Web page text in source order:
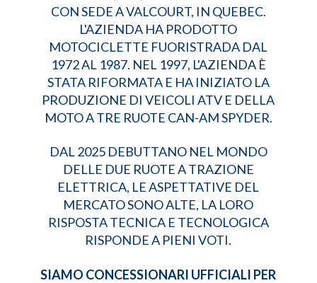
CON SEDE A VALCOURT, IN QUEBEC.
L'AZIENDA HA PRODOTTO
MOTOCICLETTE FUORISTRADA DAL
1972 AL 1987. NEL 1997, L'AZIENDA È
STATA RIFORMATA E HA INIZIATO LA
PRODUZIONE DI VEICOLI ATV E DELLA
MOTO A TRE RUOTE CAN-AM SPYDER.
DAL 2025 DEBUTTANO NEL MONDO
DELLE DUE RUOTE A TRAZIONE
ELETTRICA, LE ASPETTATIVE DEL
MERCATO SONO ALTE, LA LORO
RISPOSTA TECNICA E TECNOLOGICA
RISPONDE A PIENI VOTI.
SIAMO CONCESSIONARI UFFICIALI PER